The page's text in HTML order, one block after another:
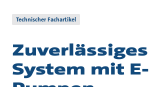
Technischer Fachartikel
Zuverlässiges
System mit E-